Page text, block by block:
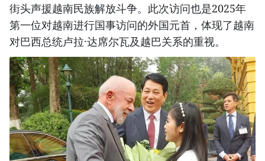
街头声援越南民族解放斗争。此次访问也是2025年
第一位对越南进行国事访问的外国元首，体现了越南
对巴西总统卢拉·达席尔瓦及越巴关系的重视。